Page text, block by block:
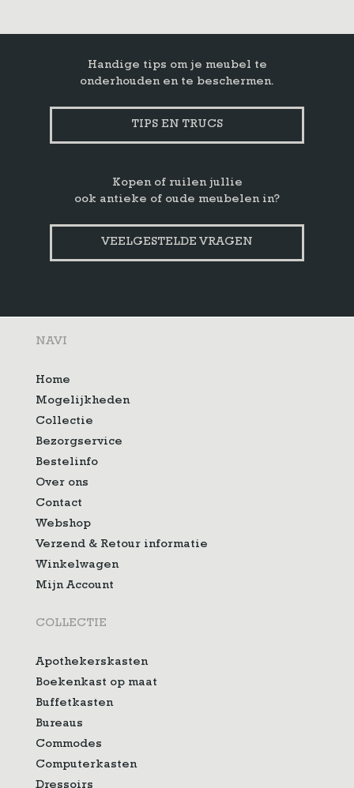
Handige tips om je meubel te
onderhouden en te beschermen.
TIPS EN TRUCS
Kopen of ruilen jullie
ook antieke of oude meubelen in?
VEELGESTELDE VRAGEN
NAVI
Home
Mogelijkheden
Collectie
Bezorgservice
Bestelinfo
Over ons
Contact
Webshop
Verzend & Retour informatie
Winkelwagen
Mijn Account
COLLECTIE
Apothekerskasten
Boekenkast op maat
Buffetkasten
Bureaus
Commodes
Computerkasten